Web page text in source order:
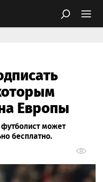
Европы
может
бесплатно.